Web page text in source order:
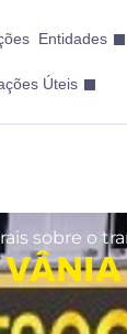
Entidades
Úteis
sobre o